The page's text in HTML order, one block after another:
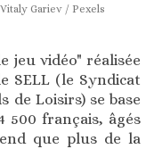
Gariev / Pexels
jeu vidéo" réalisée
SELL (le Syndicat
de Loisirs) se base
500 français, âgés
que plus de la